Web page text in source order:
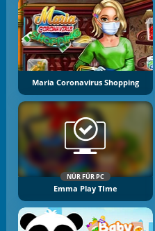
Maria Coronavirus Shopping
NÜR FÜR PC
Emma Play TIme